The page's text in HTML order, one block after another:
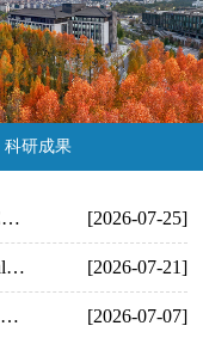
科研成果
我院科研团队在环境领域顶级期刊《Environmental Science & Technology》发表论文 [2026-07-25]
我院蔡涛博士在国际顶级期刊《Journal of the American Chemical Society》发表研究论文 [2026-07-21]
我院舒杰教授团队在国际顶级期刊《Science Advances》发表研究论文 [2026-07-07]